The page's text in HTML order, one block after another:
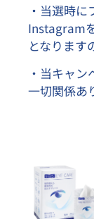
・当選時
Instagram
となります
・当キャ
一切関係あ